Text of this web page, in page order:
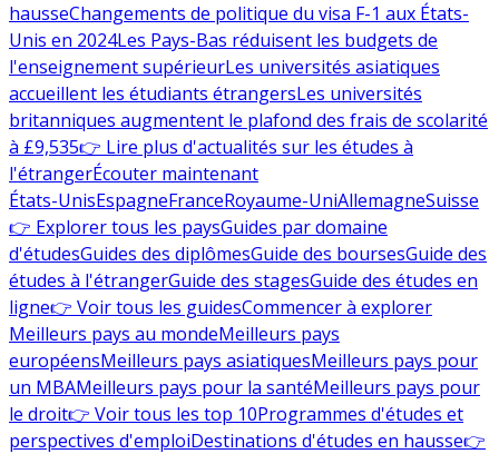
hausseChangements de politique du visa F-1 aux États-
Unis en 2024Les Pays-Bas réduisent les budgets de
l'enseignement supérieurLes universités asiatiques
accueillent les étudiants étrangersLes universités
britanniques augmentent le plafond des frais de scolarité
à £9,535👉 Lire plus d'actualités sur les études à
l'étrangerÉcouter maintenant
États-UnisEspagneFranceRoyaume-UniAllemagneSuisse
👉 Explorer tous les paysGuides par domaine
d'étudesGuides des diplômesGuide des boursesGuide des
études à l'étrangerGuide des stagesGuide des études en
ligne👉 Voir tous les guidesCommencer à explorer
Meilleurs pays au mondeMeilleurs pays
européensMeilleurs pays asiatiquesMeilleurs pays pour
un MBAMeilleurs pays pour la santéMeilleurs pays pour
le droit👉 Voir tous les top 10Programmes d'études et
perspectives d'emploiDestinations d'études en hausse👉